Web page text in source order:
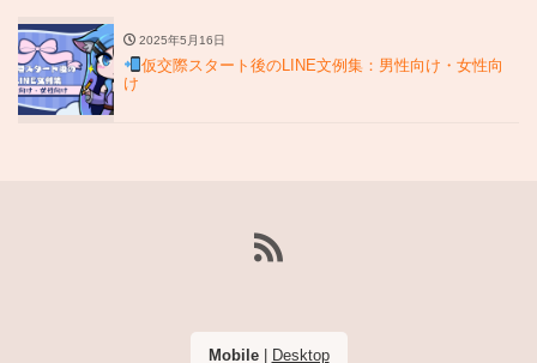
2025年5月16日
仮交際スタート後のLINE文例集：男性向け・女性向
け
Mobile| Desktop